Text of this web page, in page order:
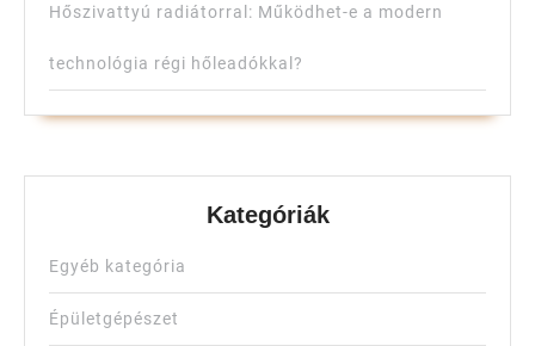
Hőszivattyú radiátorral: Működhet-e a modern
technológia régi hőleadókkal?
Kategóriák
Egyéb kategória
Épületgépészet